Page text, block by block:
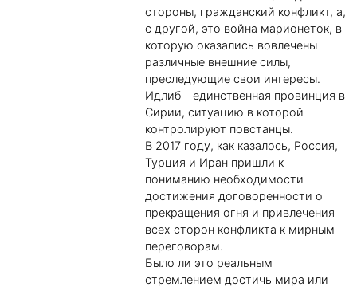
стороны, гражданский конфликт, а,
с другой, это война марионеток, в
которую оказались вовлечены
различные внешние силы,
преследующие свои интересы.
Идлиб - единственная провинция в
Сирии, ситуацию в которой
контролируют повстанцы.
В 2017 году, как казалось, Россия,
Турция и Иран пришли к
пониманию необходимости
достижения договоренности о
прекращения огня и привлечения
всех сторон конфликта к мирным
переговорам.
Было ли это реальным
стремлением достичь мира или